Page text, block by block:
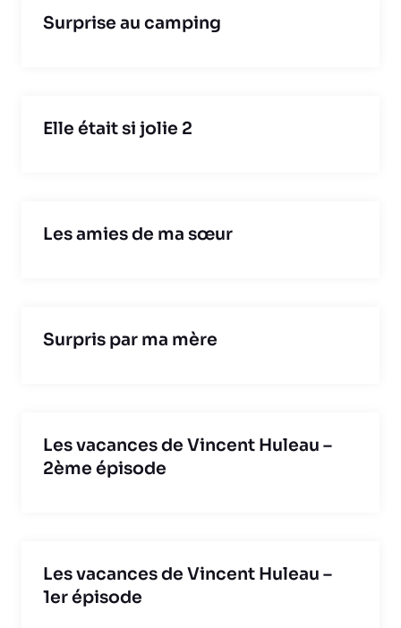
Surprise au camping
Elle était si jolie 2
Les amies de ma sœur
Surpris par ma mère
Les vacances de Vincent Huleau –
2ème épisode
Les vacances de Vincent Huleau –
1er épisode